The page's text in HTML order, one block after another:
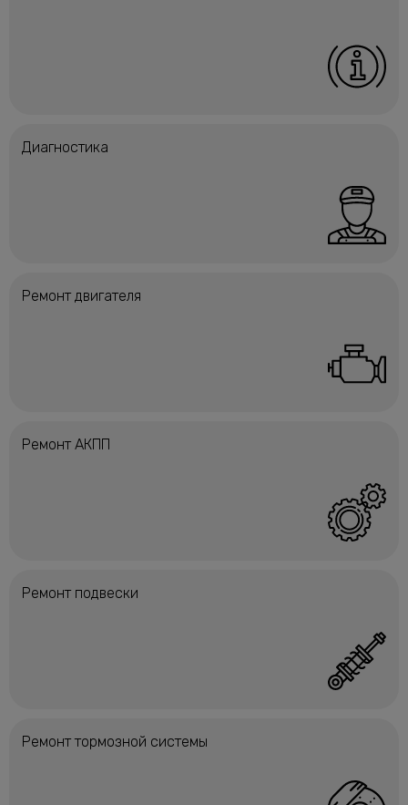
Диагностика
Ремонт двигателя
Ремонт АКПП
Ремонт подвески
Ремонт тормозной системы